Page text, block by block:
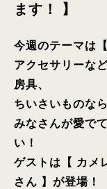
ます！ 】
今週のテーマは
アクセサリーな
房具、
ちいさいものな
みなさんが愛で
い！
ゲストは【 カメ
さん 】が登場！